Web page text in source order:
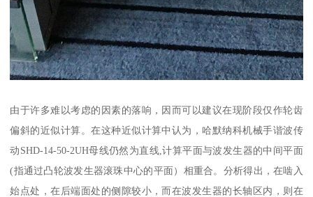
由于许多难以考虑的因素的落响，因而可以建议在现阶段仅作轮齿
偏斜的近似计算。在这种近似计算中认为，哈默纳科机械手谐波传
动SHD-14-50-2UH母线仍然为直线,计算平面与波发生器的中间平面
(指通过凸轮波发生器滚珠中心的平面）相重合。分析得出，在啮入
始点处，在后端面处的侧隙较小，而在波发生器的长轴区内，则在